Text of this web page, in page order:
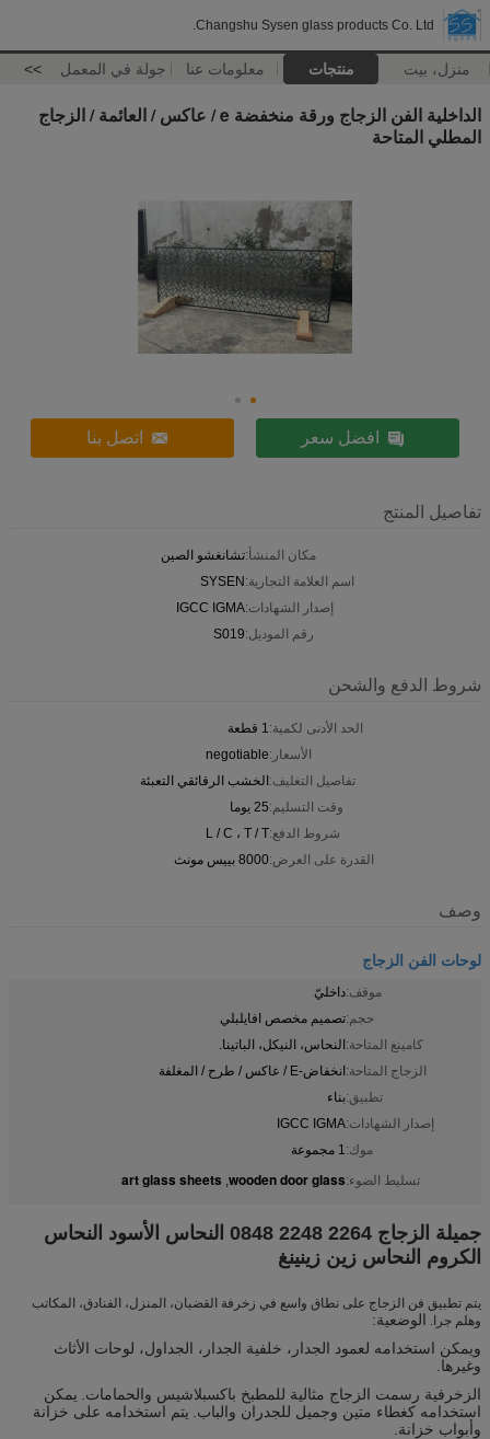
Changshu Sysen glass products Co. Ltd.
منزل، بيت منتجات معلومات عنا جولة في المعمل >>
الداخلية الفن الزجاج ورقة منخفضة e / عاكس / العائمة / الزجاج
المطلي المتاحة
افضل سعر اتصل بنا
تفاصيل المنتج
مكان المنشأ:تشانغشو الصين
اسم العلامة التجارية:SYSEN
إصدار الشهادات:IGCC IGMA
رقم الموديل:S019
شروط الدفع والشحن
الحد الأدنى لكمية:1 قطعة
الأسعار:negotiable
تفاصيل التغليف:الخشب الرقائقي التعبئة
وقت التسليم:25 يوما
شروط الدفع:L / C ، T / T
القدرة على العرض:8000 بييس مونث
وصف
لوحات الفن الزجاج
موقف:داخليّ
حجم:تصميم مخصص افايلبلي
كامينغ المتاحة:النحاس، النيكل، الباتينا.
الزجاج المتاحة:انخفاض-E / عاكس / طرح / المغلفة
تطبيق:بناء
إصدار الشهادات:IGCC IGMA
موك:1 مجموعة
تسليط الضوء:wooden door glass
,
art glass sheets
جميلة الزجاج 2264 2248 0848 النحاس الأسود النحاس
الكروم النحاس زين زينينغ
يتم تطبيق فن الزجاج على نطاق واسع في زخرفة القضبان، المنزل، الفنادق، المكاتب
وهلم جرا. الوضعية:
ويمكن استخدامه لعمود الجدار، خلفية الجدار، الجداول، لوحات الأثاث
وغيرها.
الزخرفية رسمت الزجاج مثالية للمطبخ باكسبلاشيس والحمامات. يمكن
استخدامه كغطاء متين وجميل للجدران والباب. يتم استخدامه على خزانة
وأبواب خزانة.